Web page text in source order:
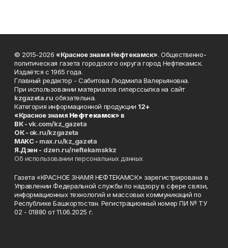
© 2015-2026 «Красное знамя Нефтекамск». Общественно-
политическая газета городского округа город Нефтекамск.
Издаётся с 1965 года.
Главный редактор - Сабитова Людмила Валерьяновна.
При использовании материалов гиперссылка на сайт
kzgazeta.ru обязательна.
Категория информационной продукции 12+
«Красное знамя Нефтекамск» в
ВК -vk.com/kz_gazeta
ОК - ok.ru/kzgazeta
MAKC - max.ru/kz_gazeta
Я.Дзен - dzen.ru/neftekamskkz
Об использовании персональных данных
Газета «КРАСНОЕ ЗНАМЯ НЕФТЕКАМСК» зарегистрирована в
Управлении Федеральной службы по надзору в сфере связи,
информационных технологий и массовых коммуникаций по
Республике Башкортостан. Регистрационный номер ПИ № ТУ
02 - 01880 от 11.06.2025 г.